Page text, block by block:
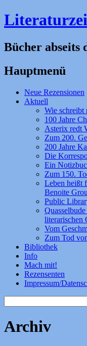
Bücher abseits
Hauptmenü
Zum
Inhalt
Neue Rezensionen
Aktuell
Wie schreibt
100 Jahre
Asterix redt
Zum 200.
200 Jahre
Die
Ein
Zum 150.
Leben heißt
Benoite
Public
literarischen
Vom
Zum Tod
Bibliothek
Info
Mach mit!
Rezensenten
Impressum/
nach:
Archiv